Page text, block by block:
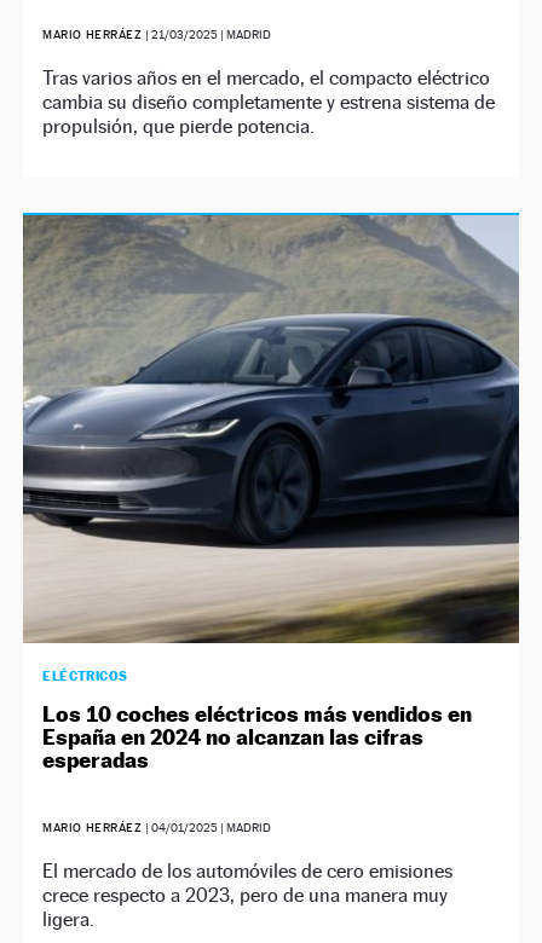
MARIO HERRÁEZ | 21/03/2025| MADRID
Tras varios años en el mercado, el compacto eléctrico
cambia su diseño completamente y estrena sistema de
propulsión, que pierde potencia.
ELÉCTRICOS
Los 10 coches eléctricos más vendidos en
España en 2024 no alcanzan las cifras
esperadas
MARIO HERRÁEZ | 04/01/2025| MADRID
El mercado de los automóviles de cero emisiones
crece respecto a 2023, pero de una manera muy
ligera.